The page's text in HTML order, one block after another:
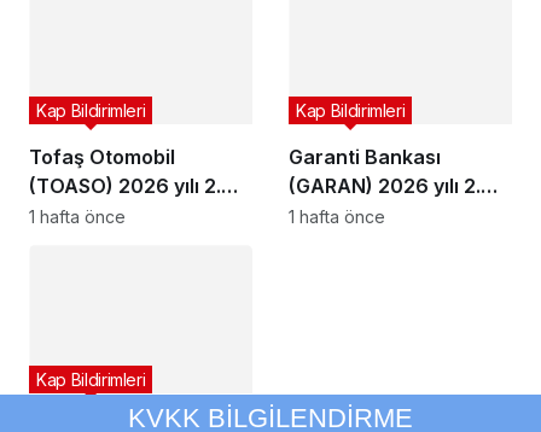
Tofaş Otomobil
(TOASO) 2026 yılı 2.
çeyrek bilançosunu
Kap Bildirimleri
1 hafta önce
Garanti Bankası
(GARAN) 2026 yılı 2.
çeyrek bilançosunu
Kap Bildirimleri
1 hafta önce
YEO Teknoloji’den
Kap Bildirimleri
KVKK BİLGİLENDİRME